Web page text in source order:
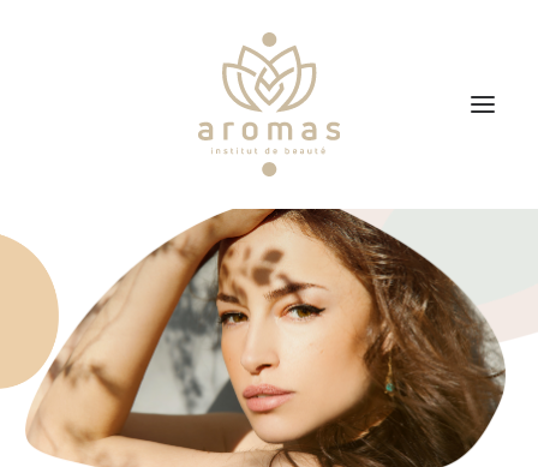
Soins
Je veux faire un bon cadeau
Plan d’accès
Prendre RDV